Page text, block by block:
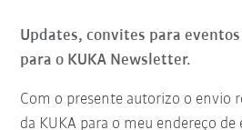
Updates, convites para
para o KUKA Newsletter.
Com o presente autorizo o envio
da KUKA para o meu endereço